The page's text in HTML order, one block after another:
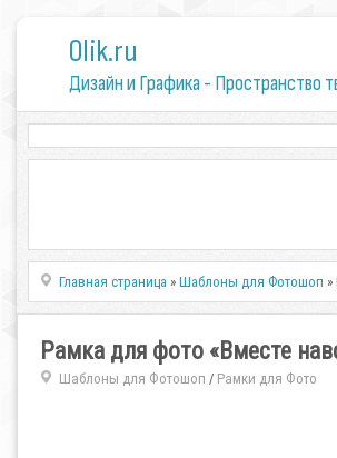
0lik.ru
Дизайн и Графика - Пространство
Главная страница »Шаблоны для Фотошоп
Рамка для фото «Вместе
Шаблоны для Фотошоп / Рамки для Фото